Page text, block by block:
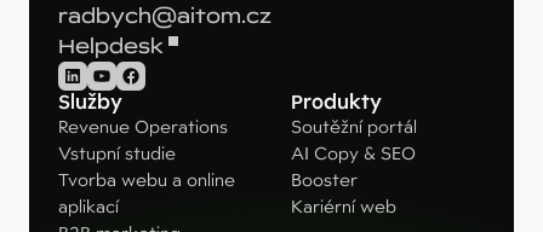
radbych@aitom.cz
Helpdesk
LinkedIn
YouTube
Facebook
Služby
Revenue Operations
Vstupní studie
Tvorba webu a online
aplikací
Produkty
Soutěžní portál
AI Copy & SEO
Booster
Kariérní web